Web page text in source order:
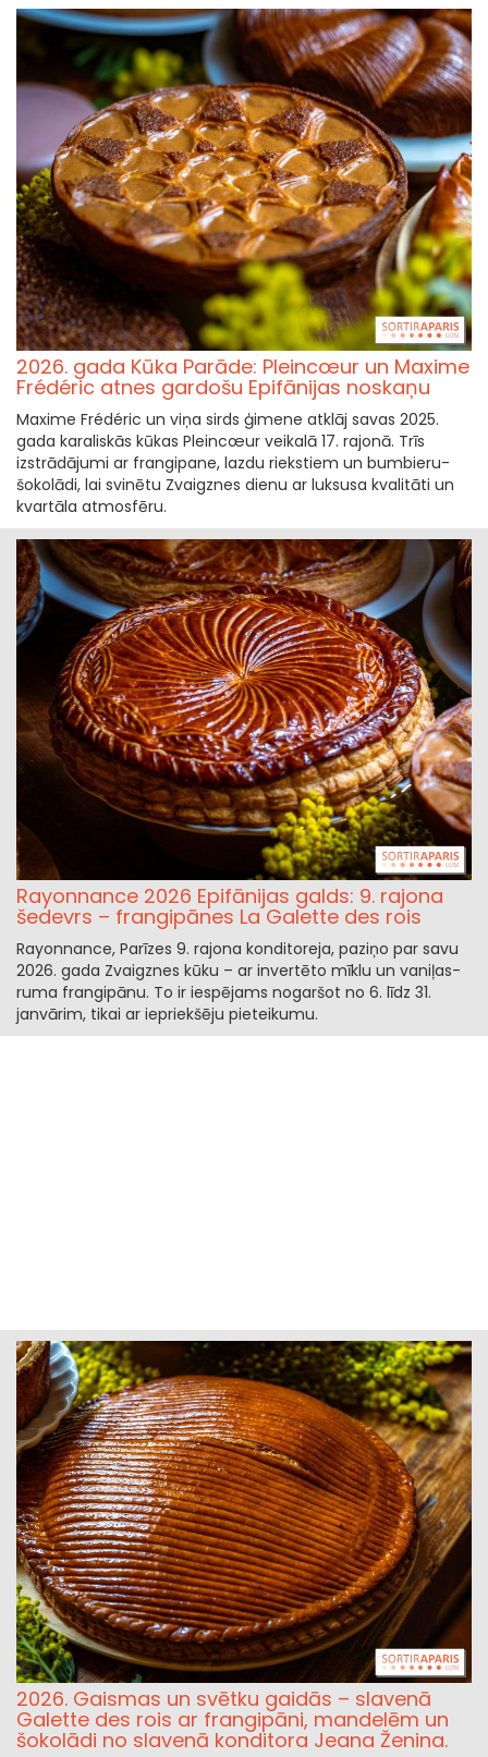
2026. gada Kūka Parāde: Pleincœur un Maxime
Frédéric atnes gardošu Epifānijas noskaņu
Maxime Frédéric un viņa sirds ģimene atklāj savas 2025.
gada karaliskās kūkas Pleincœur veikalā 17. rajonā. Trīs
izstrādājumi ar frangipane, lazdu riekstiem un bumbieru-
šokolādi, lai svinētu Zvaigznes dienu ar luksusa kvalitāti un
kvartāla atmosfēru.
Rayonnance 2026​​ Epifānijas galds: 9. rajona
šedevrs – frangipānes La Galette des rois
Rayonnance, Parīzes 9. rajona konditoreja, paziņo par savu
2026. gada Zvaigznes kūku – ar invertēto mīklu un vaniļas-
ruma frangipānu. To ir iespējams nogaršot no 6. līdz 31.
janvārim, tikai ar iepriekšēju pieteikumu.
2026. Gaismas un svētku gaidās – slavenā
Galette des rois ar frangipāni, mandelēm un
šokolādi no slavenā konditora Jeana Ženina.